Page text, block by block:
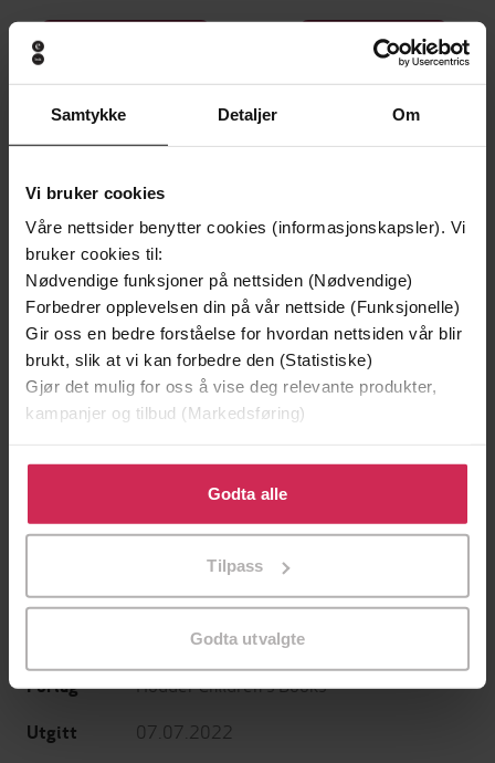
Samtykke Detaljer Om
Vi bruker cookies
Våre nettsider benytter cookies (informasjonskapsler). Vi
bruker cookies til:
Nødvendige funksjoner på nettsiden (Nødvendige)
Forbedrer opplevelsen din på vår nettside (Funksjonelle)
Gir oss en bedre forståelse for hvordan nettsiden vår blir
brukt, slik at vi kan forbedre den (Statistiske)
Gjør det mulig for oss å vise deg relevante produkter,
kampanjer og tilbud (Markedsføring)
Klikk på «Godta alle» for å gi oss ditt samtykke til å
bruke cookies for alle disse formålene. Du kan også
tilpasse ditt samtykke til spesifikke formål ved å klikke
Godta alle
Tilpass
Godta utvalgte
199,-
Minnesota
Jo Nesbø
Første gang på tilbud
Utskudd
Beautiful debut narrative about grief, hope
and resilience
Rachel Faturoti(forfatter)
Forlag Hodder Children's Books
Utgitt 07.07.2022